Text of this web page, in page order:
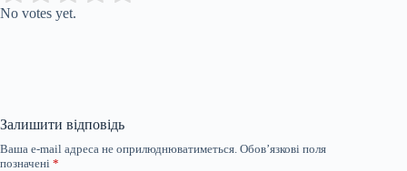
No votes yet.
Залишити відповідь
Ваша e-mail адреса не оприлюднюватиметься. Обов’язкові поля
позначені *